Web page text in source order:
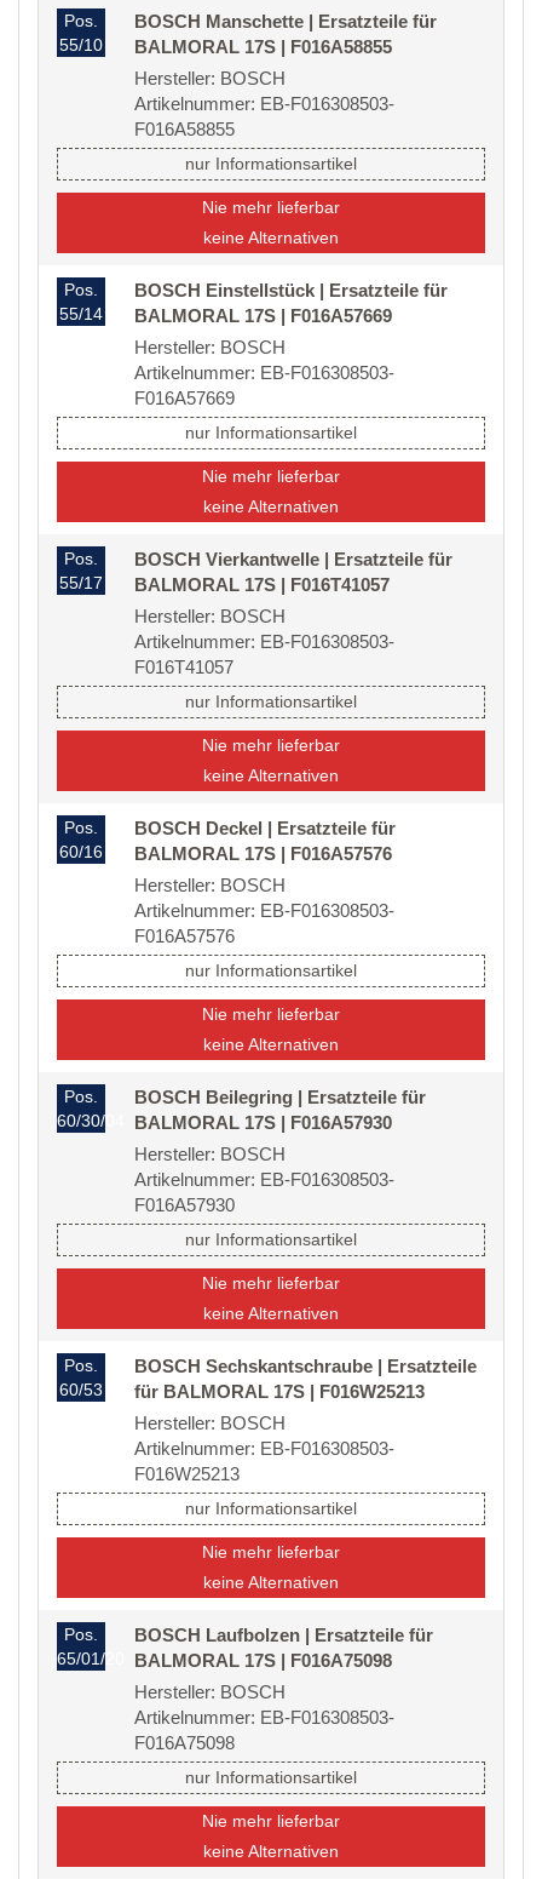
Pos.
55/10
BOSCH Manschette | Ersatzteile für
BALMORAL 17S | F016A58855
Hersteller: BOSCH
Artikelnummer: EB-F016308503-
F016A58855
nur Informationsartikel
Nie mehr lieferbar
keine Alternativen
Pos.
55/14
BOSCH Einstellstück | Ersatzteile für
BALMORAL 17S | F016A57669
Hersteller: BOSCH
Artikelnummer: EB-F016308503-
F016A57669
nur Informationsartikel
Nie mehr lieferbar
keine Alternativen
Pos.
55/17
BOSCH Vierkantwelle | Ersatzteile für
BALMORAL 17S | F016T41057
Hersteller: BOSCH
Artikelnummer: EB-F016308503-
F016T41057
nur Informationsartikel
Nie mehr lieferbar
keine Alternativen
Pos.
60/16
BOSCH Deckel | Ersatzteile für
BALMORAL 17S | F016A57576
Hersteller: BOSCH
Artikelnummer: EB-F016308503-
F016A57576
nur Informationsartikel
Nie mehr lieferbar
keine Alternativen
Pos.
60/30/04
BOSCH Beilegring | Ersatzteile für
BALMORAL 17S | F016A57930
Hersteller: BOSCH
Artikelnummer: EB-F016308503-
F016A57930
nur Informationsartikel
Nie mehr lieferbar
keine Alternativen
Pos.
60/53
BOSCH Sechskantschraube | Ersatzteile
für BALMORAL 17S | F016W25213
Hersteller: BOSCH
Artikelnummer: EB-F016308503-
F016W25213
nur Informationsartikel
Nie mehr lieferbar
keine Alternativen
Pos.
65/01/20
BOSCH Laufbolzen | Ersatzteile für
BALMORAL 17S | F016A75098
Hersteller: BOSCH
Artikelnummer: EB-F016308503-
F016A75098
nur Informationsartikel
Nie mehr lieferbar
keine Alternativen